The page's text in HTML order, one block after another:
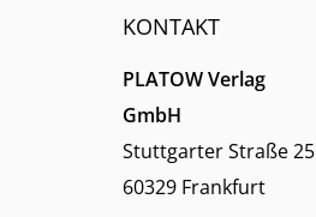
KONTAKT
PLATOW Verlag
GmbH
Stuttgarter Straße 25
60329 Frankfurt